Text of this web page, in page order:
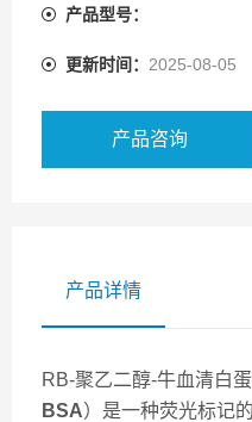
产品型号：
更新时间： 2025-08-05
产品咨询
产品详情
RB-聚乙二醇-牛血清白
BSA）是一种荧光标记